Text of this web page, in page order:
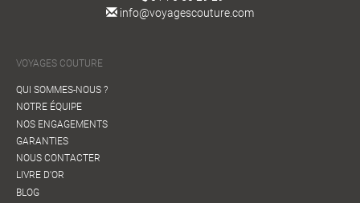
info@voyagescouture.com
VOYAGES COUTURE
QUI SOMMES-NOUS ?
NOTRE ÉQUIPE
NOS ENGAGEMENTS
GARANTIES
NOUS CONTACTER
LIVRE D'OR
BLOG